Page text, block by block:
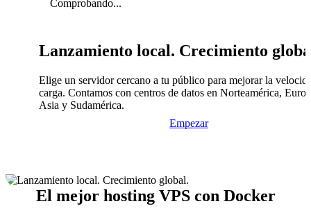
Comprobando...
Lanzamiento local. Crecimiento
Elige un servidor cercano a tu público para mejorar la
carga. Contamos con centros de datos en Norteamérica,
Asia y Sudamérica.
Empezar
El mejor hosting VPS con Docker